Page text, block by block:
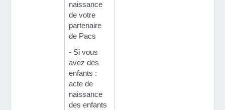
naissance
de votre
partenaire
de Pacs
- Si vous
avez des
enfants :
acte de
naissance
des enfants